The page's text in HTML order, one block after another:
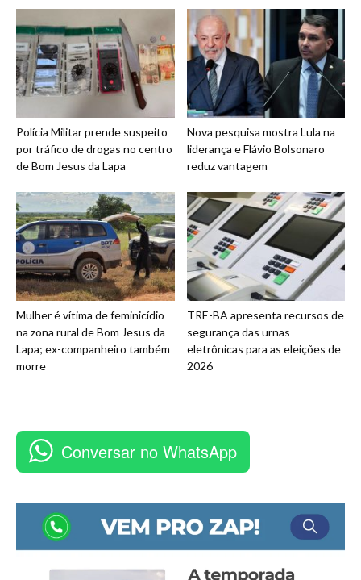
Polícia Militar prende suspeito
por tráfico de drogas no centro
de Bom Jesus da Lapa
Nova pesquisa mostra Lula na
liderança e Flávio Bolsonaro
reduz vantagem
Mulher é vítima de feminicídio
na zona rural de Bom Jesus da
Lapa; ex-companheiro também
morre
TRE-BA apresenta recursos de
segurança das urnas
eletrônicas para as eleições de
2026
Conversar no WhatsApp